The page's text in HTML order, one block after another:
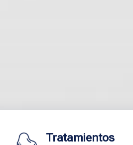
Tratamientos